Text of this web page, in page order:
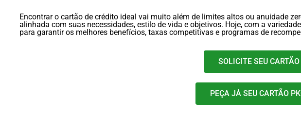
Encontrar o cartão de crédito ideal vai muito além de limites altos ou anuidade
alinhada com suas necessidades, estilo de vida e objetivos. Hoje, com a
para garantir os melhores benefícios, taxas competitivas e programas de
SOLICITE SEU
PEÇA JÁ SEU CARTÃO